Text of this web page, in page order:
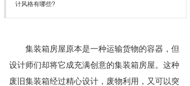
计风格有哪些?
集装箱房屋原本是一种运输货物的容器，但
设计师们却将它成充满创意的集装箱房屋。这种
废旧集装箱经过精心设计，废物利用，又可以突